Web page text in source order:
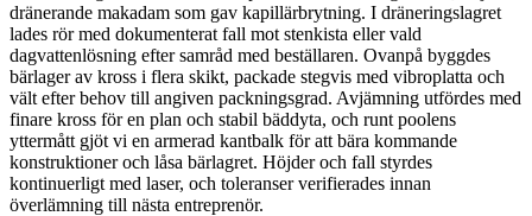
dränerande makadam som gav kapillärbrytning. I dräneringslagret
lades rör med dokumenterat fall mot stenkista eller vald
dagvattenlösning efter samråd med beställaren. Ovanpå byggdes
bärlager av kross i flera skikt, packade stegvis med vibroplatta och
vält efter behov till angiven packningsgrad. Avjämning utfördes med
finare kross för en plan och stabil bäddyta, och runt poolens
yttermått gjöt vi en armerad kantbalk för att bära kommande
konstruktioner och låsa bärlagret. Höjder och fall styrdes
kontinuerligt med laser, och toleranser verifierades innan
överlämning till nästa entreprenör.